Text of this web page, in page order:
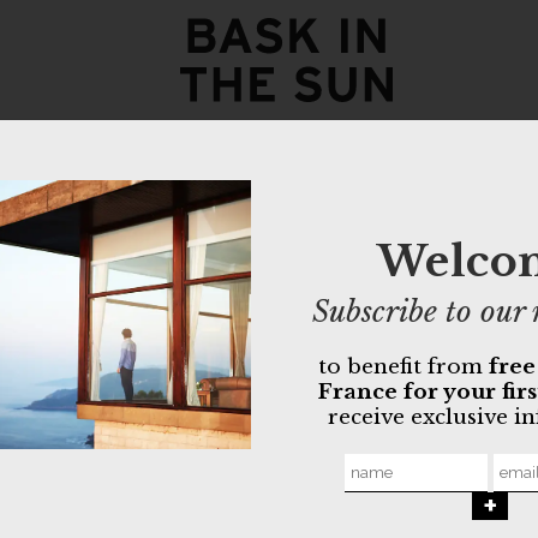
• Coupe
• Toile
• Une poche
• Un ourlet en
GOTS
Made in
Subscribe to our
to benefit from
France for your
receive exclusive